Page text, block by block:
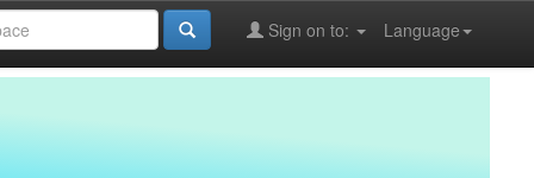
Language
Sign on to: